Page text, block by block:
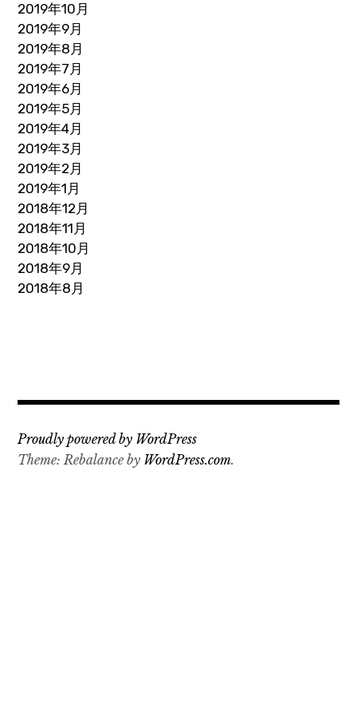
2019年10月
2019年9月
2019年8月
2019年7月
2019年6月
2019年5月
2019年4月
2019年3月
2019年2月
2019年1月
2018年12月
2018年11月
2018年10月
2018年9月
2018年8月
Proudly powered by WordPress
Theme: Rebalance by WordPress.com.